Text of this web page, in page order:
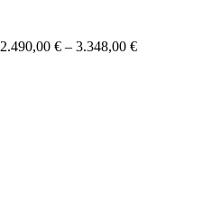
2.490,00 € – 3.348,00 €